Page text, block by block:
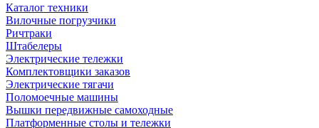
Каталог техники
Вилочные погрузчики
Ричтраки
Штабелеры
Электрические тележки
Комплектовщики заказов
Электрические тягачи
Поломоечные машины
Вышки передвижные самоходные
Платформенные столы и тележки